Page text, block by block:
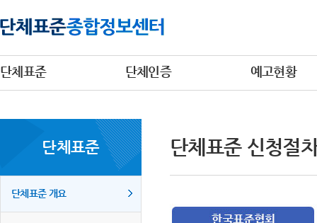
단체표준 단체인증 예고현황
단체표준
단체표준 개요
단체표준 신청절